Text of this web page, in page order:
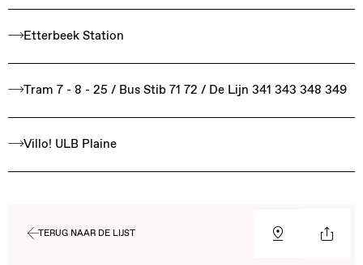
Etterbeek Station
Tram 7 - 8 - 25 / Bus Stib 71 72 / De Lijn 341 343 348 349
Villo! ULB Plaine
TERUG NAAR DE LIJST